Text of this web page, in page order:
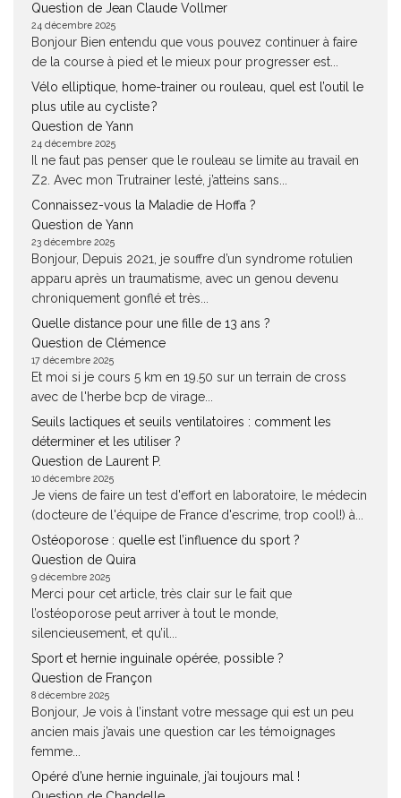
Question de Jean Claude Vollmer
24 décembre 2025
Bonjour Bien entendu que vous pouvez continuer à faire
de la course à pied et le mieux pour progresser est...
Vélo elliptique, home-trainer ou rouleau, quel est l’outil le
plus utile au cycliste ?
Question de Yann
24 décembre 2025
Il ne faut pas penser que le rouleau se limite au travail en
Z2. Avec mon Trutrainer lesté, j’atteins sans...
Connaissez-vous la Maladie de Hoffa ?
Question de Yann
23 décembre 2025
Bonjour, Depuis 2021, je souffre d’un syndrome rotulien
apparu après un traumatisme, avec un genou devenu
chroniquement gonflé et très...
Quelle distance pour une fille de 13 ans ?
Question de Clémence
17 décembre 2025
Et moi si je cours 5 km en 19.50 sur un terrain de cross
avec de l'herbe bcp de virage...
Seuils lactiques et seuils ventilatoires : comment les
déterminer et les utiliser ?
Question de Laurent P.
10 décembre 2025
Je viens de faire un test d'effort en laboratoire, le médecin
(docteure de l'équipe de France d'escrime, trop cool!) à...
Ostéoporose : quelle est l’influence du sport ?
Question de Quira
9 décembre 2025
Merci pour cet article, très clair sur le fait que
l’ostéoporose peut arriver à tout le monde,
silencieusement, et qu’il...
Sport et hernie inguinale opérée, possible ?
Question de Françon
8 décembre 2025
Bonjour, Je vois à l’instant votre message qui est un peu
ancien mais j’avais une question car les témoignages
femme...
Opéré d’une hernie inguinale, j’ai toujours mal !